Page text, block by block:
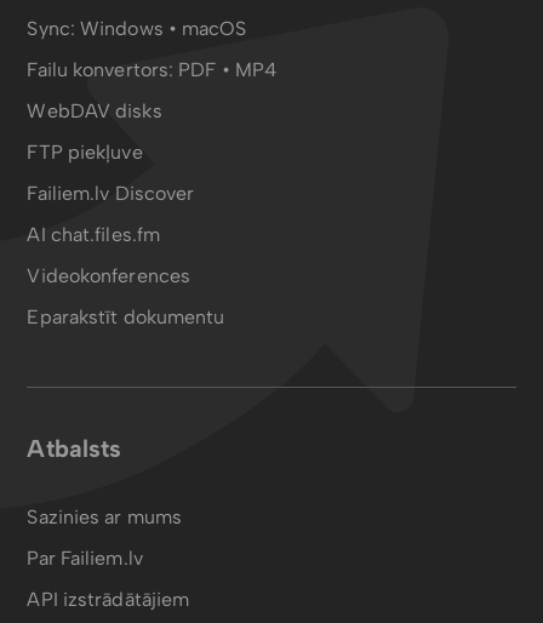
Sync:Windows • macOS
Failu konvertors: PDF • MP4
WebDAV disks
FTP piekļuve
Failiem.lv Discover
AI chat.files.fm
Videokonferences
Eparakstīt dokumentu
Atbalsts
Sazinies ar mums
Par Failiem.lv
API izstrādātājiem